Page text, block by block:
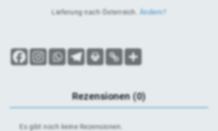
Lieferung nach Österreich Ändern?
Rezensionen (0)
Es gibt noch keine Rezensionen.